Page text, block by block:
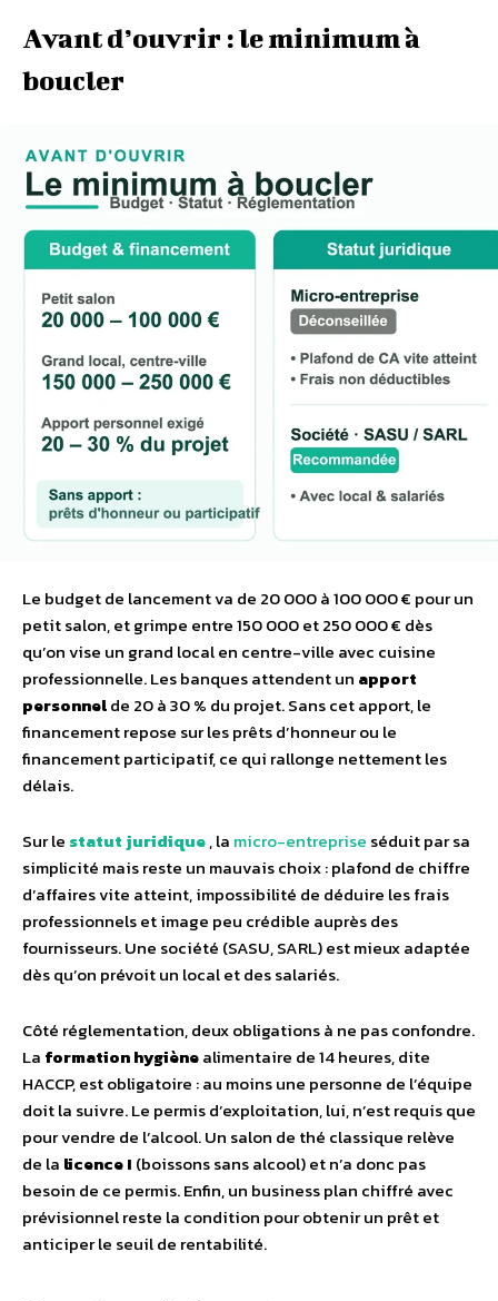
Avant d’ouvrir : le minimum à
boucler
Le budget de lancement va de 20 000 à 100 000 € pour un
petit salon, et grimpe entre 150 000 et 250 000 € dès
qu’on vise un grand local en centre-ville avec cuisine
professionnelle. Les banques attendent un apport
personnelde 20 à 30 % du projet. Sans cet apport, le
financement repose sur les prêts d’honneur ou le
financement participatif, ce qui rallonge nettement les
délais.
Sur le statut juridique, la micro-entreprise séduit par sa
simplicité mais reste un mauvais choix : plafond de chiffre
d’affaires vite atteint, impossibilité de déduire les frais
professionnels et image peu crédible auprès des
fournisseurs. Une société (SASU, SARL) est mieux adaptée
dès qu’on prévoit un local et des salariés.
Côté réglementation, deux obligations à ne pas confondre.
La formation hygiènealimentaire de 14 heures, dite
HACCP, est obligatoire : au moins une personne de l’équipe
doit la suivre. Le permis d’exploitation, lui, n’est requis que
pour vendre de l’alcool. Un salon de thé classique relève
de la licence I (boissons sans alcool) et n’a donc pas
besoin de ce permis. Enfin, un business plan chiffré avec
prévisionnel reste la condition pour obtenir un prêt et
anticiper le seuil de rentabilité.